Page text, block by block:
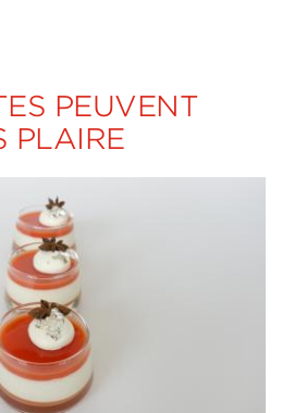
PEUVENT
PLAIRE